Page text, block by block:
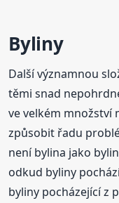
Byliny
Další významnou
těmi snad
ve velkém množství
způsobit řadu
není bylina jako
odkud byliny
byliny pocházející z